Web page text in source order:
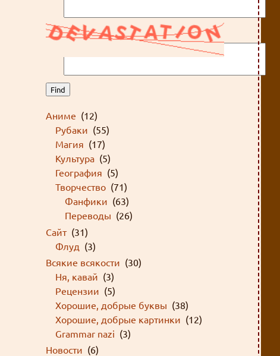
Find
Аниме (12)
Рубаки (55)
Магия (17)
Культура (5)
География (5)
Творчество (71)
Фанфики (63)
Переводы (26)
Сайт (31)
Флуд (3)
Всякие всякости (30)
Ня, кавай (3)
Рецензии (5)
Хорошие, добрые буквы (38)
Хорошие, добрые картинки (12)
Grammar nazi (3)
Новости (6)